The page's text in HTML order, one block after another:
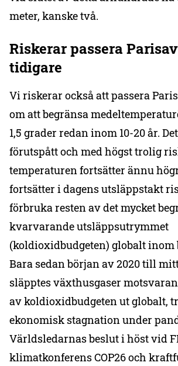
meter, kanske två.
Riskerar passera
tidigare
Vi riskerar också att passera
om att begränsa
1,5 grader redan inom 10-20 år.
förutspått och med högst trolig
temperaturen fortsätter ännu
fortsätter i dagens utsläppstakt
förbruka resten av det mycket
kvarvarande utsläppsutrymmet
(koldioxidbudgeten) globalt inom
Bara sedan början av 2020 till
släpptes växthusgaser
av koldioxidbudgeten ut globalt,
ekonomisk stagnation under
Världsledarnas beslut i höst vid
klimatkonferens COP26 och